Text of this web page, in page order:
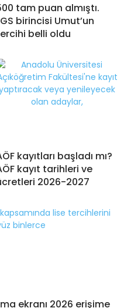
tam puan almıştı.
birincisi Umut’un
belli oldu
kayıtları başladı mı?
kayıt tarihleri ve
2026-2027
ekranı 2026 erişime